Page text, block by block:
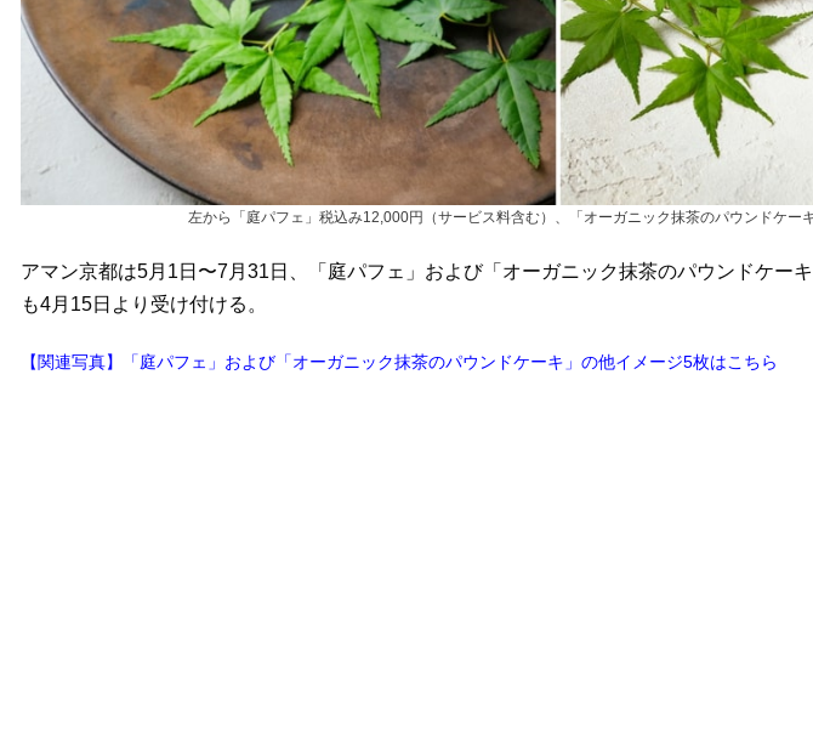
左から「庭パフェ」税込み12,000円（サービス料含む）、「オーガニック抹茶のパウンドケー
アマン京都は5月1日〜7月31日、「庭パフェ」および「オーガニック抹茶のパウンドケー
も4月15日より受け付ける。
【関連写真】「庭パフェ」および「オーガニック抹茶のパウンドケーキ」の他イメージ5枚はこちら